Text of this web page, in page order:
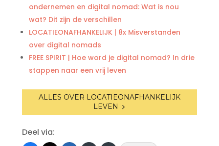
ondernemen en digital nomad: Wat is nou
wat? Dit zijn de verschillen
LOCATIEONAFHANKELIJK | 8x Misverstanden
over digital nomads
FREE SPIRIT | Hoe word je digital nomad? In drie
stappen naar een vrij leven
ALLES OVER LOCATIEONAFHANKELIJK
LEVEN
Deel via: